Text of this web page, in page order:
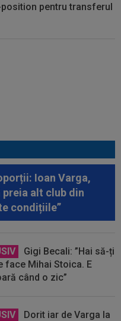
pentru transferul
Ioan Varga,
preia alt club din
condițiile”
Gigi Becali: ”Hai să-ți
face Mihai Stoica. E
când o zic”
Dorit iar de Varga la